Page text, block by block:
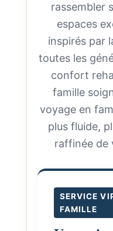
rassembler
espaces
inspirés par
toutes les
confort
famille
voyage en
plus fluide,
raffinée de
SERVICE
FAMILLE